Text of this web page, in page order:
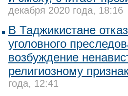
декабря 2020 года, 18:16
В Таджикистане
уголовного
возбуждение
религиозному
года, 12:41